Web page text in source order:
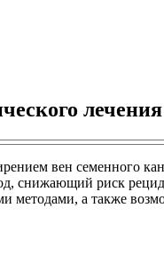
вен семенного
риск
методами, а также